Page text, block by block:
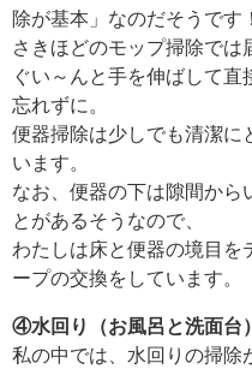
除が基本」なのだそうです！
さきほどのモップ掃除では
ぐい～んと手を伸ばして
忘れずに。
便器掃除は少しでも清潔に
います。
なお、便器の下は隙間から
とがあるそうなので、
わたしは床と便器の境目を
ープの交換をしています。
④水回り（お風呂と洗面台）
私の中では、水回りの掃除